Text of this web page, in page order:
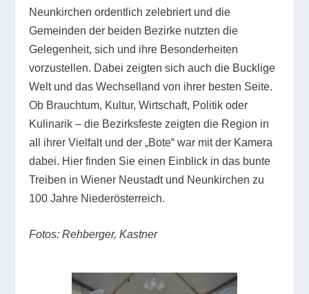
Neunkirchen ordentlich zelebriert und die
Gemeinden der beiden Bezirke nutzten die
Gelegenheit, sich und ihre Besonderheiten
vorzustellen. Dabei zeigten sich auch die Bucklige
Welt und das Wechselland von ihrer besten Seite.
Ob Brauchtum, Kultur, Wirtschaft, Politik oder
Kulinarik – die Bezirksfeste zeigten die Region in
all ihrer Vielfalt und der „Bote“ war mit der Kamera
dabei. Hier finden Sie einen Einblick in das bunte
Treiben in Wiener Neustadt und Neunkirchen zu
100 Jahre Niederösterreich.
Fotos: Rehberger, Kastner